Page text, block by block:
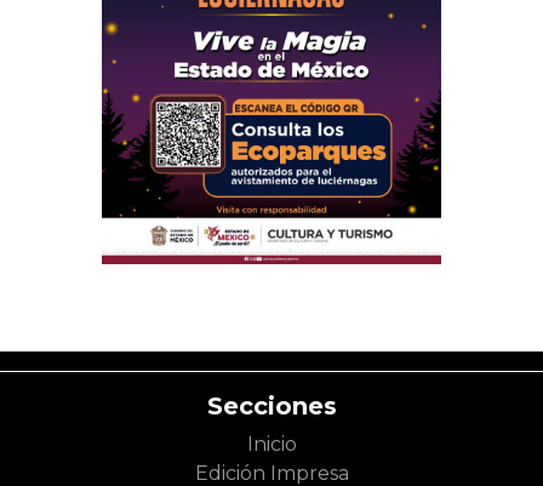
Secciones
Inicio
Edición Impresa